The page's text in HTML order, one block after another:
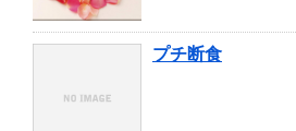
プチ断食